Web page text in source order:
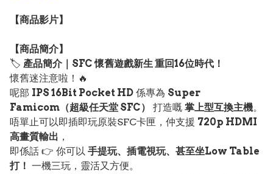
【商品影片】
【商品簡介】
🏷️ 產品簡介｜SFC 懷舊遊戲新生 重回16位時代！
懷舊迷注意啦！🔥
呢部 IPS 16Bit Pocket HD 係專為 Super
Famicom（超級任天堂 SFC）
打造嘅 掌上型互換主機。
唔單止可以即插即玩原裝SFC卡匣，仲支援 720p HDMI
高畫質輸出 ，
即係話 👉 你可以 手提玩、插電視玩、甚至坐Low Table
打！ 一機三玩，靈活又方便。